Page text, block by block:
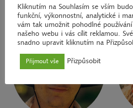
Kliknutím na Souhlasím se vším
funkční, výkonnostní, analytické i
vám tak umožnit pohodlné
našeho webu i vás cílit reklamou.
snadno upravit kliknutím na
Přijmout vše Přizpůsobit